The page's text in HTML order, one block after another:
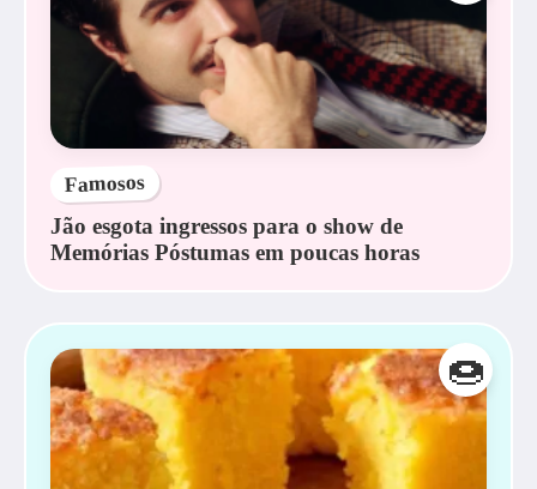
Famosos
Jão esgota ingressos para o show de
Memórias Póstumas em poucas horas
🍩